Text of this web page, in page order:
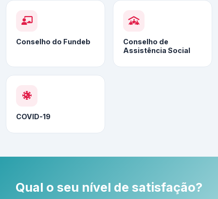
Conselho do Fundeb
Conselho de
Assistência Social
COVID-19
Qual o seu nível de satisfação?